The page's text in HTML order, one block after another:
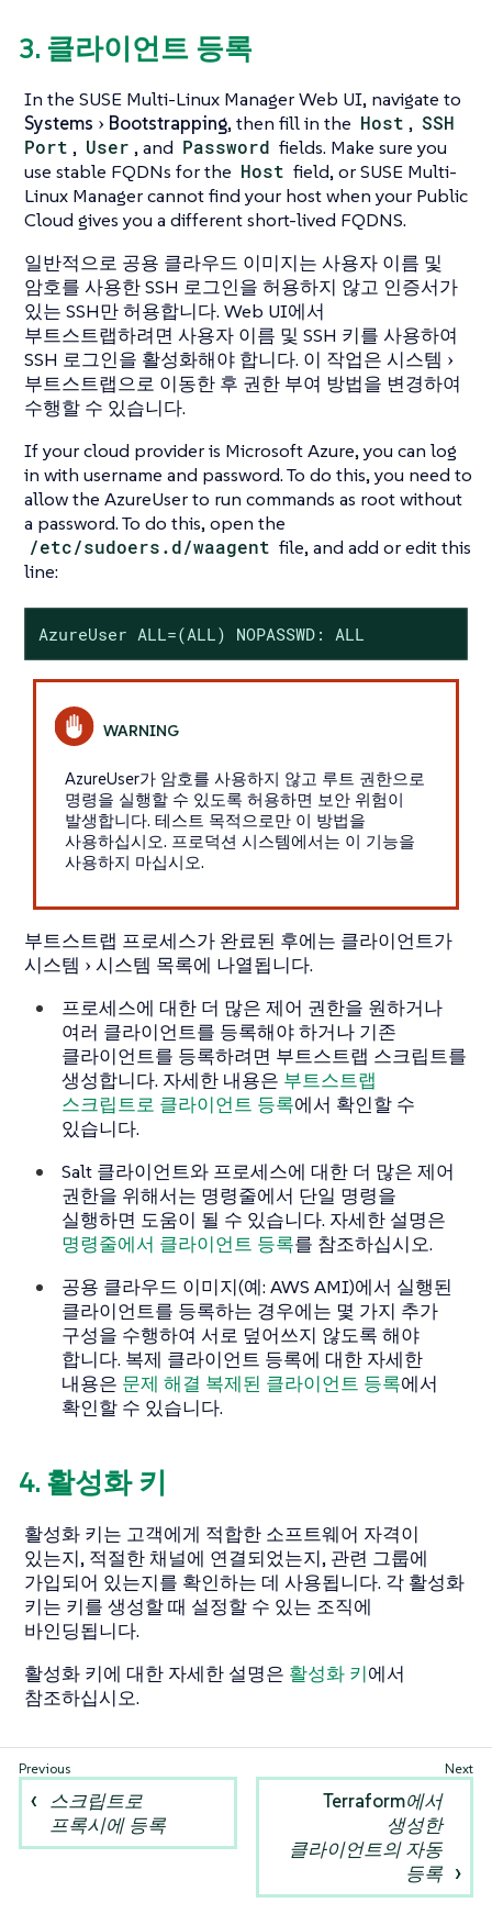
3. 클라이언트 등록
In the SUSE Multi-Linux Manager Web UI, navigate to
Systems
Bootstrapping, then fill in the Host , SSH
Port , User , and Password fields. Make sure you
use stable FQDNs for the Host field, or SUSE Multi-
Linux Manager cannot find your host when your Public
Cloud gives you a different short-lived FQDNS.
일반적으로 공용 클라우드 이미지는 사용자 이름 및
암호를 사용한 SSH 로그인을 허용하지 않고 인증서가
있는 SSH만 허용합니다. Web UI에서
부트스트랩하려면 사용자 이름 및 SSH 키를 사용하여
SSH 로그인을 활성화해야 합니다. 이 작업은 시스템
부트스트랩으로 이동한 후 권한 부여 방법을 변경하여
수행할 수 있습니다.
If your cloud provider is Microsoft Azure, you can log
in with username and password. To do this, you need to
allow the AzureUser to run commands as root without
a password. To do this, open the
/etc/sudoers.d/waagent file, and add or edit this
line:
AzureUser ALL=(ALL) NOPASSWD: ALL
AzureUser가 암호를 사용하지 않고 루트 권한으로
명령을 실행할 수 있도록 허용하면 보안 위험이
발생합니다. 테스트 목적으로만 이 방법을
사용하십시오. 프로덕션 시스템에서는 이 기능을
사용하지 마십시오.
부트스트랩 프로세스가 완료된 후에는 클라이언트가
시스템
시스템 목록에 나열됩니다.
프로세스에 대한 더 많은 제어 권한을 원하거나
여러 클라이언트를 등록해야 하거나 기존
클라이언트를 등록하려면 부트스트랩 스크립트를
생성합니다. 자세한 내용은 부트스트랩
스크립트로 클라이언트 등록에서 확인할 수
있습니다.
Salt 클라이언트와 프로세스에 대한 더 많은 제어
권한을 위해서는 명령줄에서 단일 명령을
실행하면 도움이 될 수 있습니다. 자세한 설명은
명령줄에서 클라이언트 등록를 참조하십시오.
공용 클라우드 이미지(예: AWS AMI)에서 실행된
클라이언트를 등록하는 경우에는 몇 가지 추가
구성을 수행하여 서로 덮어쓰지 않도록 해야
합니다. 복제 클라이언트 등록에 대한 자세한
내용은 문제 해결 복제된 클라이언트 등록에서
확인할 수 있습니다.
4. 활성화 키
활성화 키는 고객에게 적합한 소프트웨어 자격이
있는지, 적절한 채널에 연결되었는지, 관련 그룹에
가입되어 있는지를 확인하는 데 사용됩니다. 각 활성화
키는 키를 생성할 때 설정할 수 있는 조직에
바인딩됩니다.
활성화 키에 대한 자세한 설명은 활성화 키에서
참조하십시오.
스크립트로
프록시에 등록
Terraform에서
생성한
클라이언트의 자동
등록